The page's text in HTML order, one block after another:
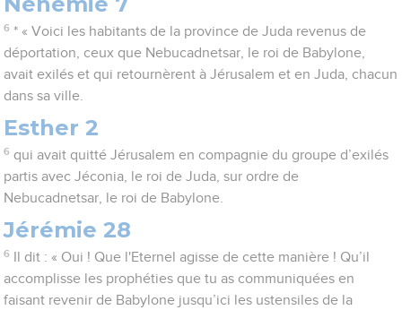
6 * « Voici les habitants de la province de Juda revenus de
déportation, ceux que Nebucadnetsar, le roi de Babylone,
avait exilés et qui retournèrent à Jérusalem et en Juda, chacun
dans sa ville.
Esther 2
6 qui avait quitté Jérusalem en compagnie du groupe d’exilés
partis avec Jéconia, le roi de Juda, sur ordre de
Nebucadnetsar, le roi de Babylone.
Jérémie 28
6
Il dit : « Oui ! Que l'Eternel agisse de cette manière ! Qu’il
accomplisse les prophéties que tu as communiquées en
faisant revenir de Babylone jusqu’ici les ustensiles de la